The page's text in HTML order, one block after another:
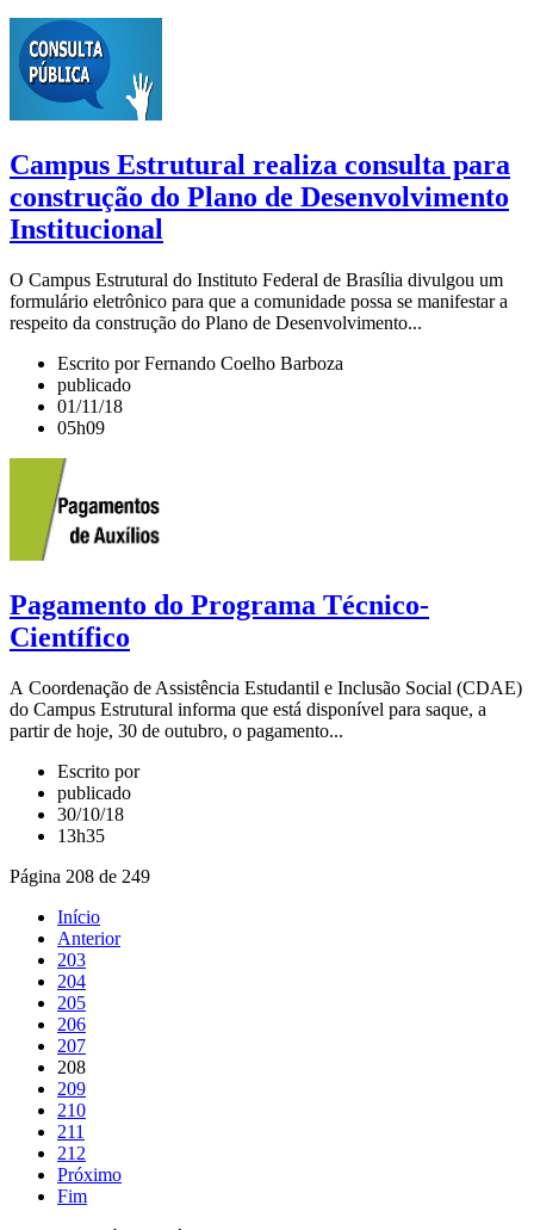
Campus Estrutural realiza consulta para
construção do Plano de Desenvolvimento
Institucional
O Campus Estrutural do Instituto Federal de Brasília divulgou um
formulário eletrônico para que a comunidade possa se manifestar a
respeito da construção do Plano de Desenvolvimento...
Escrito por Fernando Coelho Barboza
publicado
01/11/18
05h09
Pagamento do Programa Técnico-
Científico
A Coordenação de Assistência Estudantil e Inclusão Social (CDAE)
do Campus Estrutural informa que está disponível para saque, a
partir de hoje, 30 de outubro, o pagamento...
Escrito por
publicado
30/10/18
13h35
Página 208 de 249
Início
Anterior
203
204
205
206
207
208
209
210
211
212
Próximo
Fim